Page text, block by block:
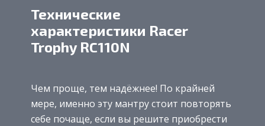
Технические
характеристики Racer
Trophy RC110N
Чем проще, тем надёжнее! По крайней
мере, именно эту мантру стоит повторять
себе почаще, если вы решите приобрести